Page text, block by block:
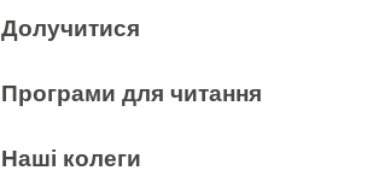
Долучитися
Програми для читання
Наші колеги